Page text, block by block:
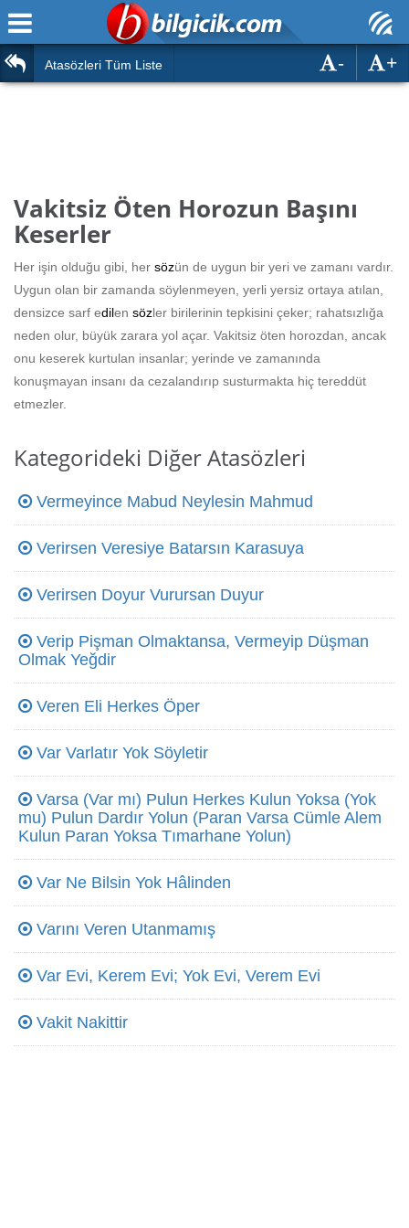
Ana Sayfa
Türk Tarihi & Kültürü
Eğitim
Diğer
Hızlı Okuma Testi
Hesaplamalar
Oyun
Atasözleri Tüm Liste +
-
Vakitsiz Öten Horozun Başını
Keserler
Her işin olduğu gibi, her sözün de uygun bir yeri ve zamanı vardır.
Uygun olan bir zamanda söylenmeyen, yerli yersiz ortaya atılan,
densizce sarf edilen sözler birilerinin tepkisini çeker; rahatsızlığa
neden olur, büyük zarara yol açar. Vakitsiz öten horozdan, ancak
onu keserek kurtulan insanlar; yerinde ve zamanında
konuşmayan insanı da cezalandırıp susturmakta hiç tereddüt
etmezler.
Kategorideki Diğer Atasözleri
Vermeyince Mabud Neylesin Mahmud
Verirsen Veresiye Batarsın Karasuya
Verirsen Doyur Vurursan Duyur
Verip Pişman Olmaktansa, Vermeyip Düşman
Olmak Yeğdir
Veren Eli Herkes Öper
Var Varlatır Yok Söyletir
Varsa (Var mı) Pulun Herkes Kulun Yoksa (Yok
mu) Pulun Dardır Yolun (Paran Varsa Cümle Alem
Kulun Paran Yoksa Tımarhane Yolun)
Var Ne Bilsin Yok Hâlinden
Varını Veren Utanmamış
Var Evi, Kerem Evi; Yok Evi, Verem Evi
Vakit Nakittir